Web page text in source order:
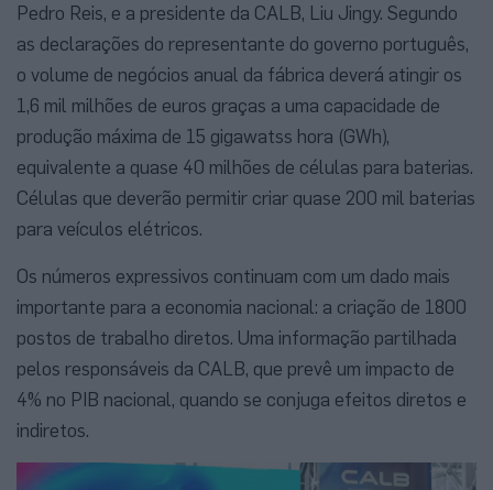
Pedro Reis, e a presidente da CALB, Liu Jingy. Segundo
as declarações do representante do governo português,
o volume de negócios anual da fábrica deverá atingir os
1,6 mil milhões de euros graças a uma capacidade de
produção máxima de 15 gigawatss hora (GWh),
equivalente a quase 40 milhões de células para baterias.
Células que deverão permitir criar quase 200 mil baterias
para veículos elétricos.
Os números expressivos continuam com um dado mais
importante para a economia nacional: a criação de 1800
postos de trabalho diretos. Uma informação partilhada
pelos responsáveis da CALB, que prevê um impacto de
4% no PIB nacional, quando se conjuga efeitos diretos e
indiretos.